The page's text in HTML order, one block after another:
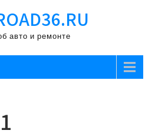
авто и ремонте